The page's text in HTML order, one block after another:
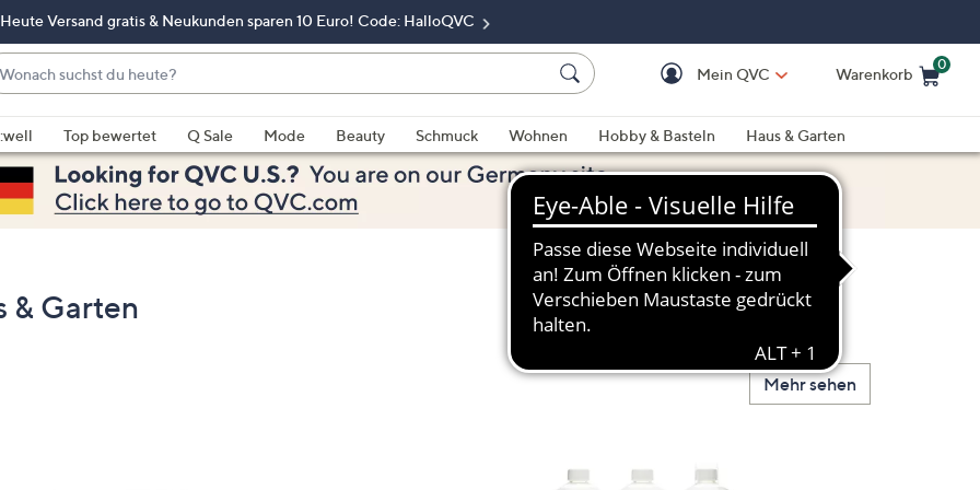
Heute Versand gratis & Neukunden sparen 10 Euro! Code: HalloQVC
Mein QVC Warenkorb
0
Top bewertet Q Sale Mode Beauty Schmuck Wohnen Hobby & Basteln
Haus & Garten
& Garten
Mehr sehen